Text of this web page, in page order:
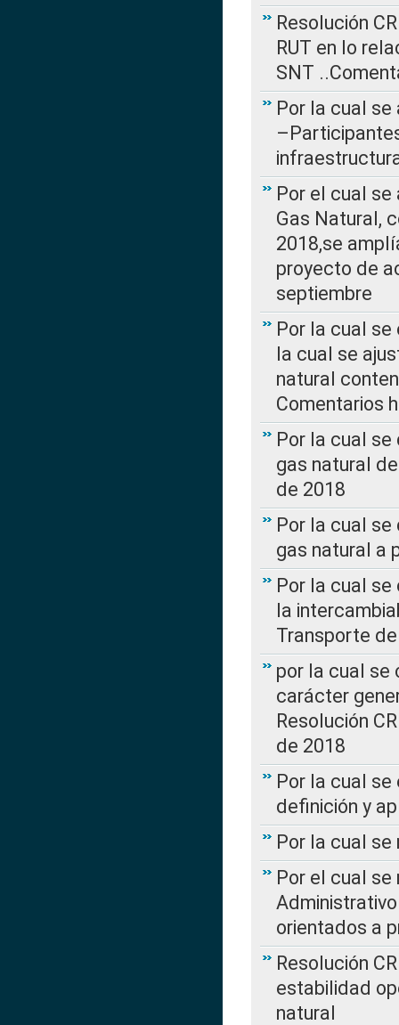
Resolución
RUT en lo
SNT
Por la cual se
Por el cual
Gas Natural,
2018,se
proyecto de
septiembre
Por la cual se
la cual se
natural
Comentarios
Por la cual
gas natural
de 2018
Por la cual
gas natural a
Por la cual
la
Transporte
por la cual se
carácter
Resolución
de 2018
Por la cual
definición y
Por la cual
Por el cual
orientados a
Resolución
estabilidad
natural